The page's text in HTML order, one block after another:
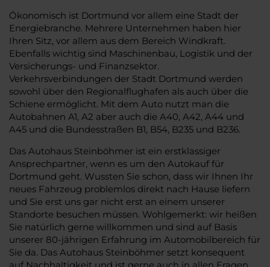
Ökonomisch ist Dortmund vor allem eine Stadt der
Energiebranche. Mehrere Unternehmen haben hier
Ihren Sitz, vor allem aus dem Bereich Windkraft.
Ebenfalls wichtig sind Maschinenbau, Logistik und der
Versicherungs- und Finanzsektor.
Verkehrsverbindungen der Stadt Dortmund werden
sowohl über den Regionalflughafen als auch über die
Schiene ermöglicht. Mit dem Auto nutzt man die
Autobahnen A1, A2 aber auch die A40, A42, A44 und
A45 und die Bundesstraßen B1, B54, B235 und B236.
Das Autohaus Steinböhmer ist ein erstklassiger
Ansprechpartner, wenn es um den Autokauf für
Dortmund geht. Wussten Sie schon, dass wir Ihnen Ihr
neues Fahrzeug problemlos direkt nach Hause liefern
und Sie erst uns gar nicht erst an einem unserer
Standorte besuchen müssen. Wohlgemerkt: wir heißen
Sie natürlich gerne willkommen und sind auf Basis
unserer 80-jährigen Erfahrung im Automobilbereich für
Sie da. Das Autohaus Steinböhmer setzt konsequent
auf Nachhaltigkeit und ist gerne auch in allen Fragen